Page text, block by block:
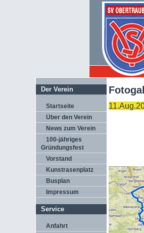
Der Verein
Startseite
Über den Verein
News zum Verein
100-jähriges
Gründungsfest
Vorstand
Kunstrasenplatz
Busplan
Impressum
Service
Anfahrt